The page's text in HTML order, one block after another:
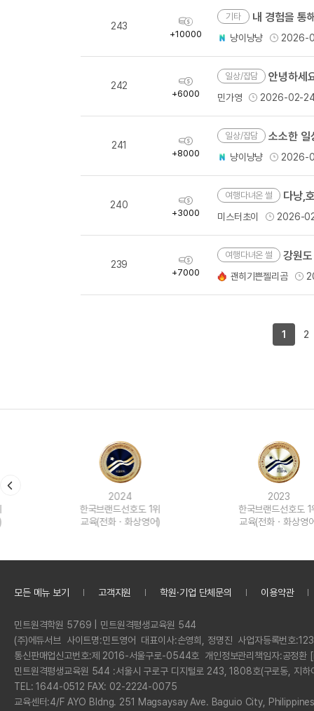
243
획
득
+10000
기타 내 경험을 통
냥이냥냥 2026-
242
획
득
+6000
일상/잡담 안녕하세
민가영 2026-02-
241
획
득
+8000
일상/잡담 소소한
냥이냥냥 2026-
240
획
득
+3000
여행다녀온 썰 다낭,
미스터초이 2026-
239
획
득
+7000
여행다녀온 썰 강원
괜히기쁜젤리곰
1 2
한국브랜드선호도 1위
교육(전화ㆍ화상영어)
한국브랜드선호도 1위
교육(전화ㆍ화상영어)
모든 메뉴 보기 고객지원 학원·기업 단체문의 이용약관
정
보
민트원격학원 5769 | 민트원격평생교육원 544
회
사
명
(주)에듀서브 사이트명:민트영어 대표이사:손영희, 정명진 사업자등록번호:
통신판매업신고번호:제 2016-서울구로-0544호 개인정보관리책임자:공정
민트원격평생교육원 544 :서울시 구로구 디지털로 243, 1808호(구로동, 지하
전
화
TEL: 1644-0512 FAX: 02-2224-0075
교육센터:4/F AYO Bldng. 251 Magsaysay Ave. Baguio City,